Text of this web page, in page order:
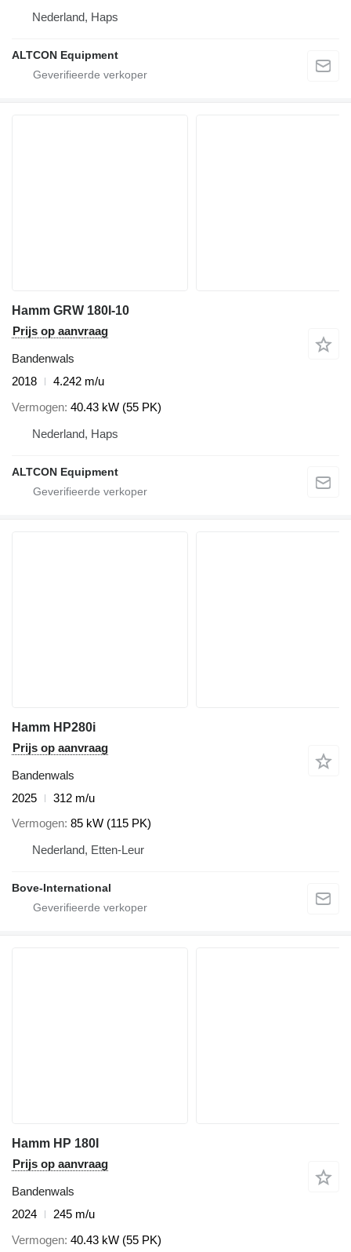
Nederland, Haps
ALTCON Equipment
Hamm GRW 180I-10
Prijs op aanvraag
Bandenwals
2018
4.242 m/u
Vermogen 40.43 kW (55 PK)
Nederland, Haps
ALTCON Equipment
Hamm HP280i
Prijs op aanvraag
Bandenwals
2025
312 m/u
Vermogen 85 kW (115 PK)
Nederland, Etten-Leur
Bove-International
Hamm HP 180I
Prijs op aanvraag
Bandenwals
2024
245 m/u
Vermogen 40.43 kW (55 PK)